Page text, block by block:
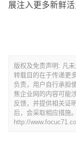
展注入更多新鲜活
版权及免责声明: 凡
转载目的在于传递更
负责，用户自行承担
焦企业网的内容可能
反馈，并提供相关证
后，会采取相应措施。
http://